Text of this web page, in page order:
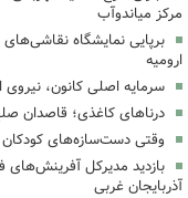
مرکز میاندوآب
برپایی نمایشگاه
ارومیه
سرمایه اصلی کانون،
درناهای کاغذی؛ قاصدان
وقتی دست‌سازه‌های کودکان
بازدید مدیرکل آفرینش‌های
آذربایجان غربی